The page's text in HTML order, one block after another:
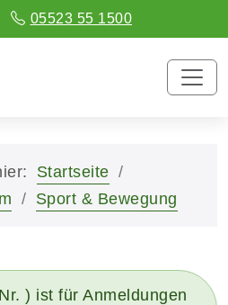
05523 55 1500
Startseite
Sport & Bewegung
) ist für Anmeldungen